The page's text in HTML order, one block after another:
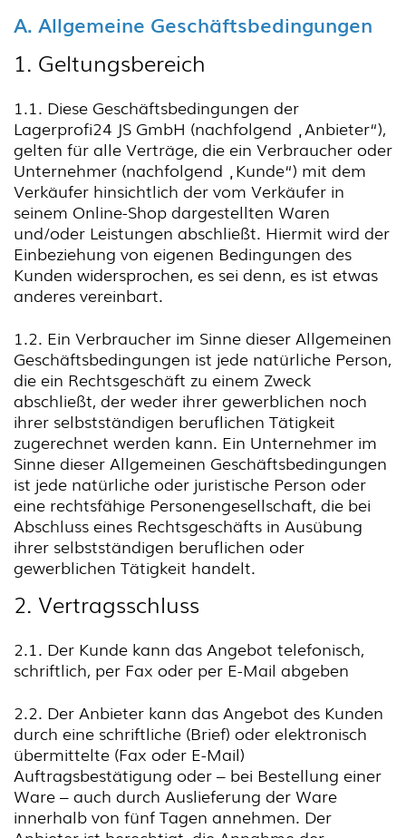
A. Allgemeine Geschäftsbedingungen
1. Geltungsbereich
1.1. Diese Geschäftsbedingungen der
Lagerprofi24 JS GmbH (nachfolgend „Anbieter“),
gelten für alle Verträge, die ein Verbraucher oder
Unternehmer (nachfolgend „Kunde“) mit dem
Verkäufer hinsichtlich der vom Verkäufer in
seinem Online-Shop dargestellten Waren
und/oder Leistungen abschließt. Hiermit wird der
Einbeziehung von eigenen Bedingungen des
Kunden widersprochen, es sei denn, es ist etwas
anderes vereinbart.
1.2. Ein Verbraucher im Sinne dieser Allgemeinen
Geschäftsbedingungen ist jede natürliche Person,
die ein Rechtsgeschäft zu einem Zweck
abschließt, der weder ihrer gewerblichen noch
ihrer selbstständigen beruflichen Tätigkeit
zugerechnet werden kann. Ein Unternehmer im
Sinne dieser Allgemeinen Geschäftsbedingungen
ist jede natürliche oder juristische Person oder
eine rechtsfähige Personengesellschaft, die bei
Abschluss eines Rechtsgeschäfts in Ausübung
ihrer selbstständigen beruflichen oder
gewerblichen Tätigkeit handelt.
2. Vertragsschluss
2.1. Der Kunde kann das Angebot telefonisch,
schriftlich, per Fax oder per E-Mail abgeben
2.2. Der Anbieter kann das Angebot des Kunden
durch eine schriftliche (Brief) oder elektronisch
übermittelte (Fax oder E-Mail)
Auftragsbestätigung oder – bei Bestellung einer
Ware – auch durch Auslieferung der Ware
innerhalb von fünf Tagen annehmen. Der